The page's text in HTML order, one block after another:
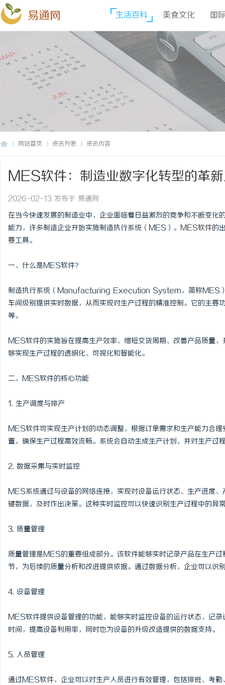
易通网 生活百科 美食文化 国
网站首页 资讯列表 资讯内容
MES软件：制造业数字化转型的革
2026-02-13 发布于 易通网
在当今快速发展的制造业中，企业面临着日益激烈的竞争和不断变
能力，许多制造企业开始实施制造执行系统（MES）。 MES软件的
要工具。
一、什么是MES软件？
制造执行系统（Manufacturing Execution System，简称MES）
车间级别提供实时数据，从而实现对生产过程的精准控制。它的主
等。
MES软件的实施旨在提高生产效率、缩短交货周期、改善产品质量
够实现生产过程的透明化、可视化和智能化。
二、MES软件的核心功能
1. 生产调度与排产
MES软件可实现生产计划的动态调整，根据订单需求和生产能力合
置，确保生产过程高效流畅。系统会自动生成生产计划，并对生产过
2. 数据采集与实时监控
MES系统通过与设备的网络连接，实现对设备运行状态、生产进度
键数据，及时作出决策。这种实时监控可以快速识别生产过程中的异
3. 质量管理
质量管理是MES的重要组成部分。该软件能够实时记录产品在生产
节，为后续的质量分析和改进提供依据。通过数据分析，企业可以识
4. 设备管理
MES软件提供设备管理的功能，能够实时监控设备的运行状态，记
时间，提高设备利用率，同时也为设备的升级改造提供的数据支持。
5. 人员管理
通过MES软件，企业可以对生产人员进行有效管理，包括排班、考